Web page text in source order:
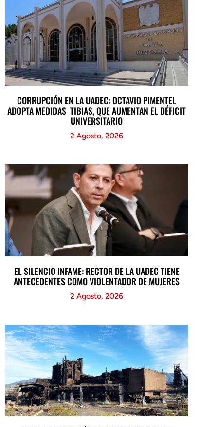
CORRUPCIÓN EN LA UADEC: OCTAVIO PIMENTEL
ADOPTA MEDIDAS TIBIAS, QUE AUMENTAN EL DÉFICIT
UNIVERSITARIO
2 Agosto, 2026
EL SILENCIO INFAME: RECTOR DE LA UADEC TIENE
ANTECEDENTES COMO VIOLENTADOR DE MUJERES
2 Agosto, 2026